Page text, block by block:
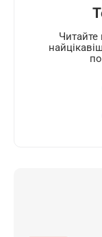
Читайте